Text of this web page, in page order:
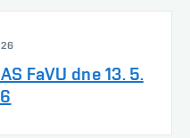
FaVU dne 13. 5.